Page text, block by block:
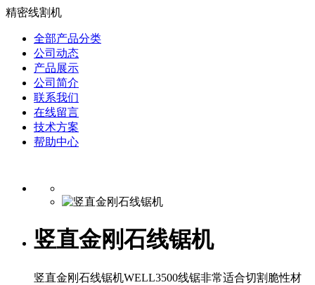
精密线割机
全部产品分类
公司动态
产品展示
公司简介
联系我们
在线留言
技术方案
帮助中心
竖直金刚石线锯机
竖直金刚石线锯机WELL3500线锯非常适合切割脆性材